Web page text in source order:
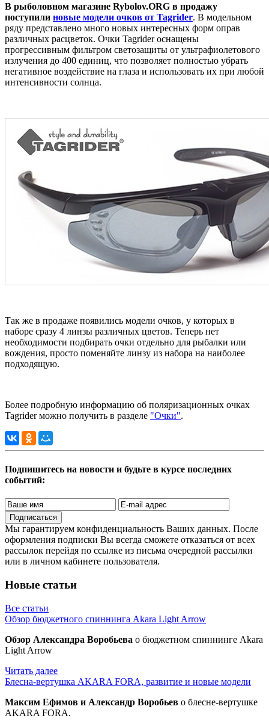
В рыболовном магазине Rybolov.ORG в продажу
поступили новые модели очков от Tagrider. В модельном
ряду представлено много новых интересных форм оправ
различных расцветок. Очки Tagrider оснащены
прогрессивным фильтром светозащиты от ультрафиолетового
излучения до 400 единиц, что позволяет полностью убрать
негативное воздействие на глаза и использовать их при любой
интенсивности солнца.
Так же в продаже появились модели очков, у которых в
наборе сразу 4 линзы различных цветов. Теперь нет
необходимости подбирать очки отдельно для рыбалки или
вождения, просто поменяйте линзу из набора на наиболее
подходящую.
Более подробную информацию об поляризационных очках
Tagrider можно получить в разделе "Очки".
Подпишитесь на новости и будьте в курсе последних
событий:
Подписаться
Мы гарантируем конфиденциальность Ваших данных. После
оформления подписки Вы всегда сможете отказаться от всех
рассылок перейдя по ссылке из письма очередной рассылки
или в личном кабинете пользователя.
Новые статьи
Все статьи
Обзор бюджетного спиннинга Akara Light Arrow
Обзор Александра Воробьева о бюджетном спиннинге Akara
Light Arrow
Читать далее
Блесна-вертушка AKARA FORA, развитие и новые модели
Максим Ефимов и Александр Воробьев о блесне-вертушке
AKARA FORA.